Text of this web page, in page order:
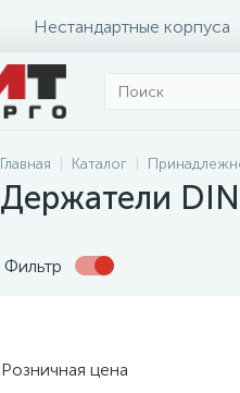
Нестандартные корпуса
Главная Каталог
Держатели
Фильтр
Розничная цена